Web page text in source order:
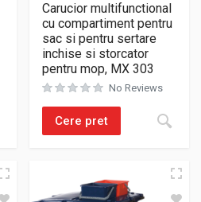
Carucior multifunctional
cu compartiment pentru
sac si pentru sertare
inchise si storcator
pentru mop, MX 303
No Reviews
Cere pret